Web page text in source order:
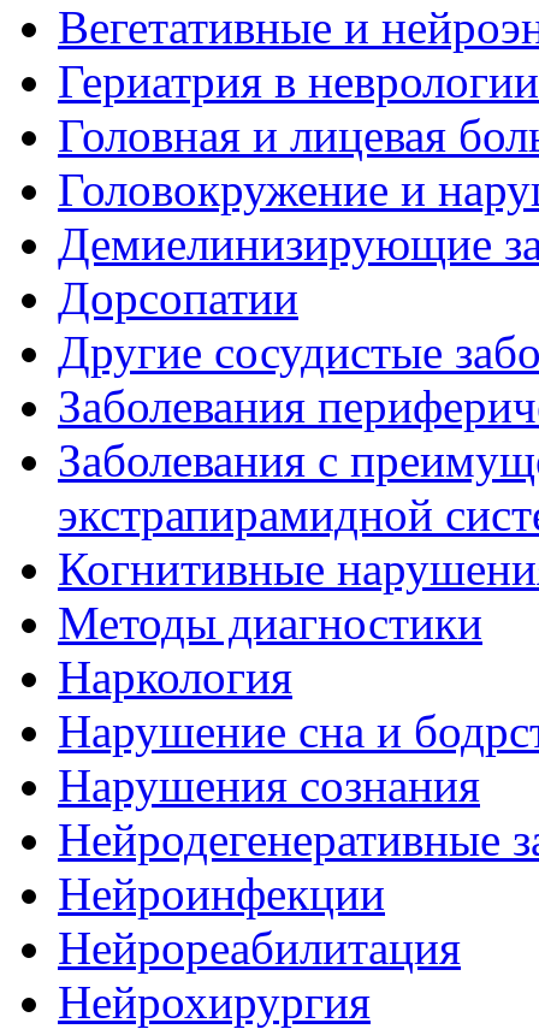
Вегетативные и
Гериатрия в неврологии
Головная и лицевая
Головокружение и
Демиелинизирующие
Дорсопатии
Другие сосудистые
Заболевания
Заболевания с
экстрапирамидной
Когнитивные
Методы диагностики
Наркология
Нарушение сна и
Нарушения сознания
Нейродегенеративные
Нейроинфекции
Нейрореабилитация
Нейрохирургия